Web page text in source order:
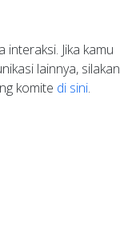
Jika kamu
lainnya, silakan
komite di sini.